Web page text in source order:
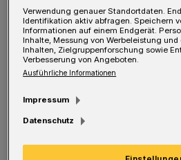
S ie beleuchtet die
Oberbarmen und
Anfängen 2013 im
Verwendung genauer Standortdaten.
Identifikation aktiv abfragen. Speichern
Informationen auf einem Endgerät.
Inhalte, Messung von Werbeleistung
Inhalten, Zielgruppenforschung sowie
Verbesserung von Angeboten.
Ausführliche Informationen
Impressum
Datenschutz